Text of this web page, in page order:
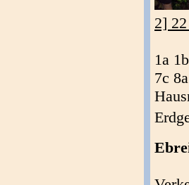
2]
1a
7c